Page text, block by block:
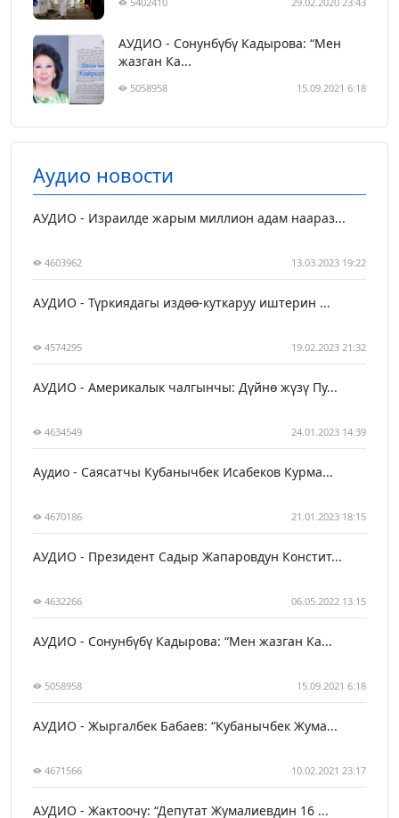
АУДИО - Сонунбүбү Кадырова: “Мен
жазган Ка...
5058958 15.09.2021 6:18
Аудио новости
АУДИО - Израилде жарым миллион адам наараз...
4603962 13.03.2023 19:22
АУДИО - Түркиядагы издөө-куткаруу иштерин ...
4574295 19.02.2023 21:32
АУДИО - Америкалык чалгынчы: Дүйнө жүзү Пу...
4634549 24.01.2023 14:39
Аудио - Саясатчы Кубанычбек Исабеков Курма...
4670186 21.01.2023 18:15
АУДИО - Президент Садыр Жапаровдун Констит...
4632266 06.05.2022 13:15
АУДИО - Сонунбүбү Кадырова: “Мен жазган Ка...
5058958 15.09.2021 6:18
АУДИО - Жыргалбек Бабаев: “Кубанычбек Жума...
4671566 10.02.2021 23:17
АУДИО - Жактоочу: “Депутат Жумалиевдин 16 ...